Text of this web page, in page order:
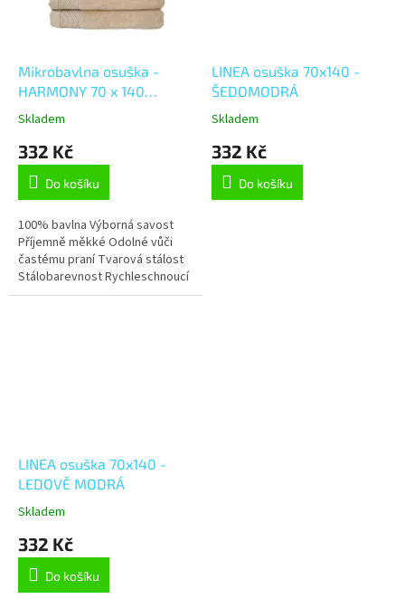
Mikrobavlna osuška -
HARMONY 70 x 140
BÉŽOVÁ
Skladem
332 Kč
Do košíku
100% bavlna Výborná savost
Příjemně měkké Odolné vůči
častému praní Tvarová stálost
Stálobarevnost Rychleschnoucí
Elegantní vzhled
LINEA osuška 70x140 -
ŠEDOMODRÁ
Skladem
332 Kč
Do košíku
LINEA osuška 70x140 -
LEDOVĚ MODRÁ
Skladem
332 Kč
Do košíku